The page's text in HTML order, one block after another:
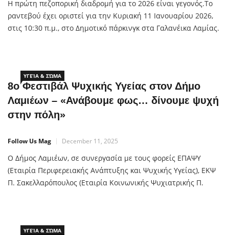
Η πρώτη πεζοπορική διαδρομή για το 2026 είναι γεγονός.Το
ραντεβού έχει οριστεί για την Κυριακή 11 Ιανουαρίου 2026,
στις 10:30 π.μ., στο Δημοτικό πάρκινγκ στα Γαλανέικα Λαμίας.
που […]ΥΓΕΊΑ & ΣΏΜΑ
8ο Φεστιβάλ Ψυχικής Υγείας στον Δήμο
Λαμιέων – «Ανάβουμε φως… δίνουμε ψυχή
στην πόλη»
Follow Us Mag December 11, 2025
Ο Δήμος Λαμιέων, σε συνεργασία με τους φορείς ΕΠΑΨΥ
(Εταιρία Περιφερειακής Ανάπτυξης και Ψυχικής Υγείας), ΕΚΨ
Π. Σακελλαρόπουλος (Εταιρία Κοινωνικής Ψυχιατρικής Π.
Ε.Ο.Π.Α.Ε. (Εθνικός Οργανισμός Πρόληψης και
ΥΓΕΊΑ & ΣΏΜΑ